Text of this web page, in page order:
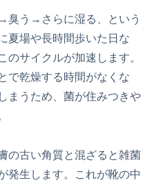
う→さらに湿る、という
夏場や長時間歩いた日な
のサイクルが加速します。
で乾燥する時間がなくな
まうため、菌が住みつきや
の古い角質と混ざると雑菌
発生します。これが靴の中